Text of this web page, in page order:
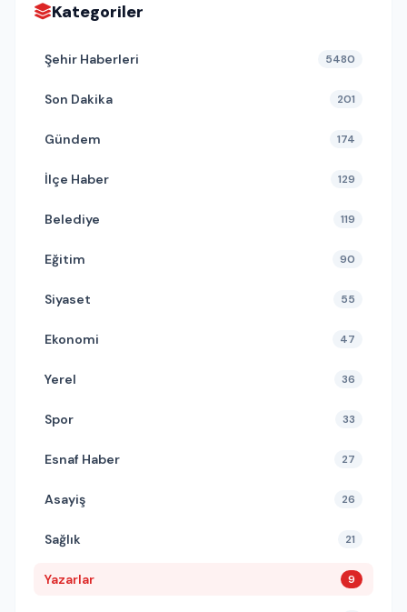
Kategoriler
Şehir Haberleri 5480
Son Dakika 201
Gündem 174
İlçe Haber 129
Belediye 119
Eğitim 90
Siyaset 55
Ekonomi 47
Yerel 36
Spor 33
Esnaf Haber 27
Asayiş 26
Sağlık 21
Yazarlar 9